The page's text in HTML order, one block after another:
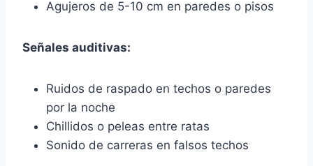
Agujeros de 5-10 cm en paredes o pisos
Señales auditivas:
Ruidos de raspado en techos o paredes
por la noche
Chillidos o peleas entre ratas
Sonido de carreras en falsos techos